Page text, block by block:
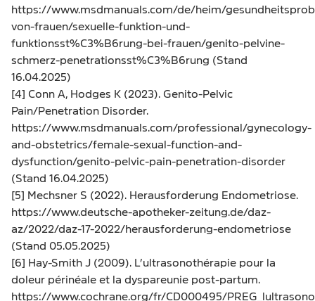
https://www.msdmanuals.com/de/heim/
von-frauen/sexuelle-funktion-und-
funktionsst%C3%B6rung-bei-frauen/genito-pelvine-
schmerz-penetrationsst%C3%B6rung (Stand
16.04.2025)
[4] Conn A, Hodges K (2023). Genito-Pelvic
Pain/Penetration Disorder.
https://www.msdmanuals.com/professional/gynecology-
and-obstetrics/female-sexual-function-and-
dysfunction/genito-pelvic-pain-penetration-disorder
(Stand 16.04.2025)
[5] Mechsner S (2022). Herausforderung Endometriose.
https://www.deutsche-apotheker-zeitung.de/daz-
az/2022/daz-17-2022/herausforderung-endometriose
(Stand 05.05.2025)
[6] Hay-Smith J (2009). L’ultrasonothérapie pour la
doleur périnéale et la dyspareunie post-partum.
https://www.cochrane.org/fr/CD000495/